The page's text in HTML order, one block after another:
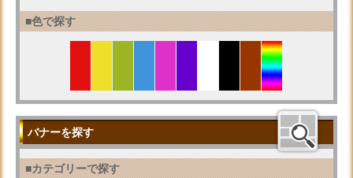
■色で探す
バナーを探す
■カテゴリーで探す